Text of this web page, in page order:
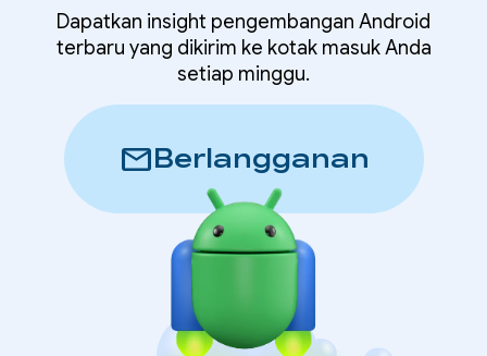
Dapatkan insight pengembangan Android
terbaru yang dikirim ke kotak masuk Anda
setiap minggu.
mailBerlangganan